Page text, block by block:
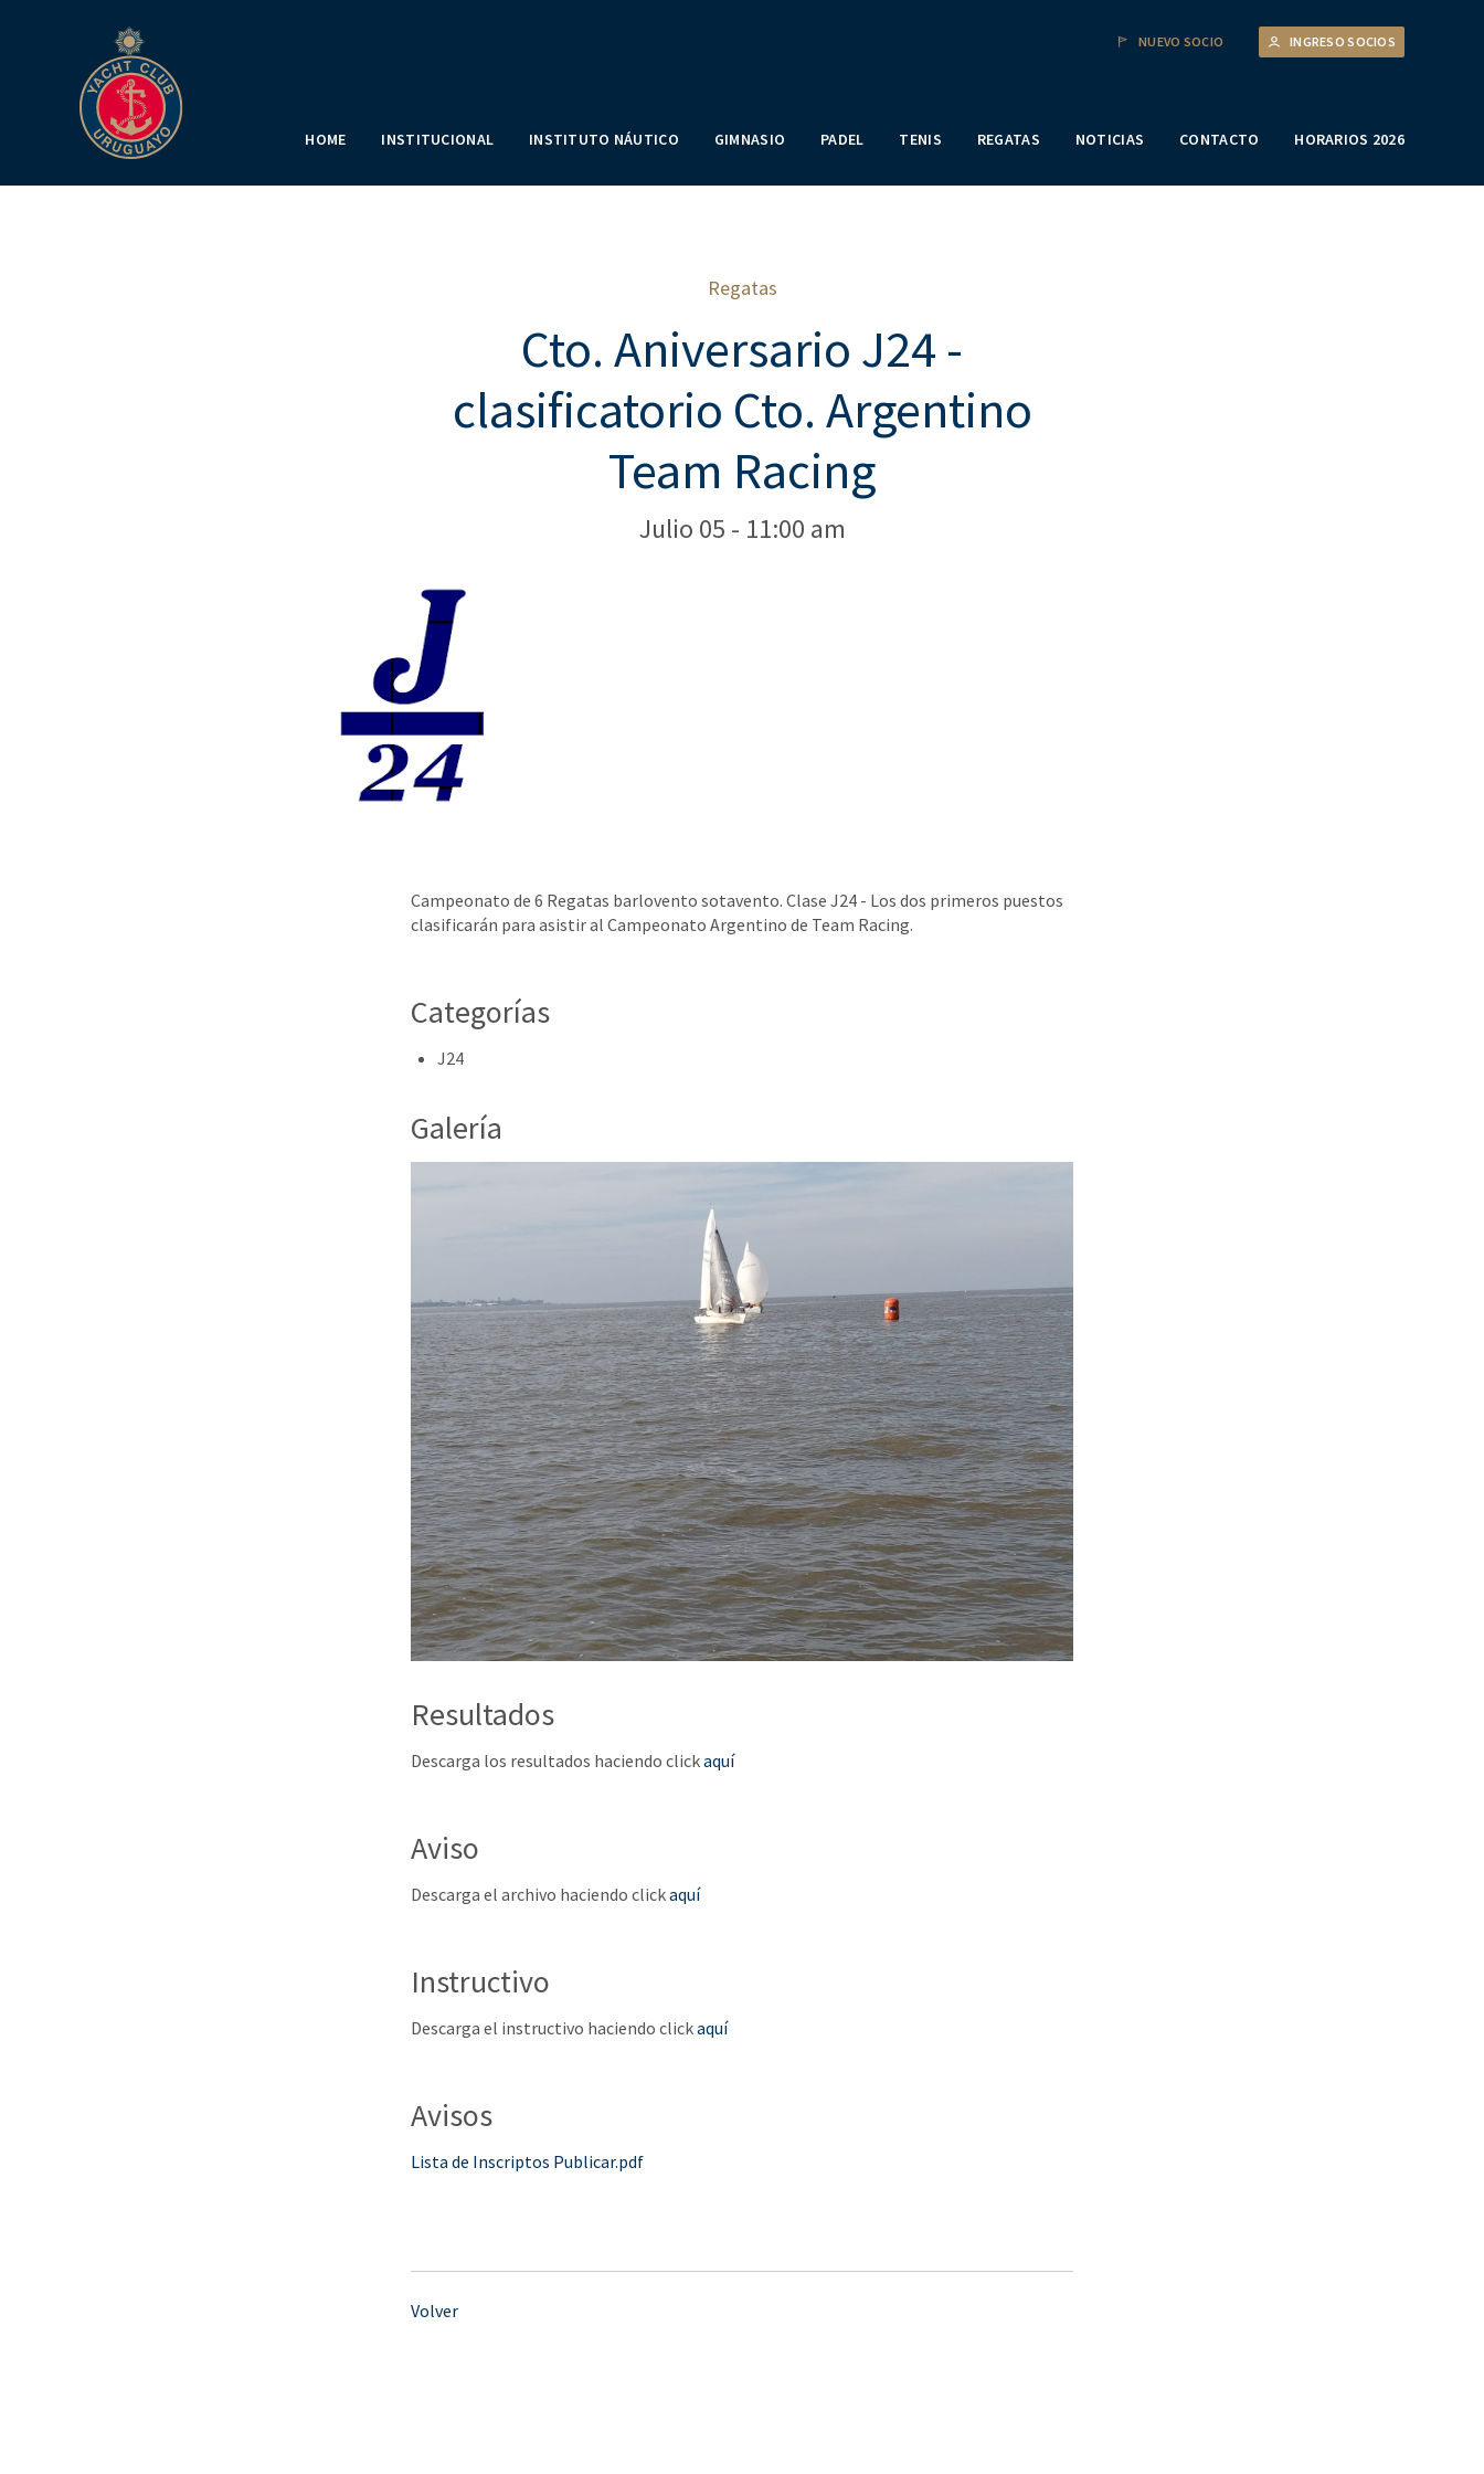
NUEVO SOCIO INGRESO SOCIOS
HOME INSTITUCIONAL INSTITUTO NÁUTICO GIMNASIO PADEL TENIS REGATAS NOTICIAS CONTACTO HORARIOS 2026
Regatas
Cto. Aniversario J24 -
clasificatorio Cto. Argentino
Team Racing
Julio 05 - 11:00 am
Campeonato de 6 Regatas barlovento sotavento. Clase J24 - Los dos primeros puestos
clasificarán para asistir al Campeonato Argentino de Team Racing.
Categorías
J24
Galería
Resultados
Descarga los resultados haciendo clickaquí
Aviso
Descarga el archivo haciendo clickaquí
Instructivo
Descarga el instructivo haciendo clickaquí
Avisos
Lista de Inscriptos Publicar.pdf
Volver